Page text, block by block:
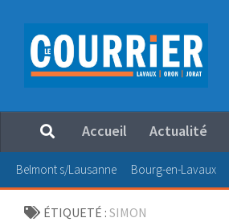
Au dessous du contenu
Accueil Actualité
Belmont s/Lausanne Bourg-en-Lavaux
ÉTIQUETÉ : SIMON